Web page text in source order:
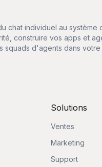
chat individuel au système
construire vos apps et
squads d'agents dans votre
Solutions
Ventes
Marketing
Support